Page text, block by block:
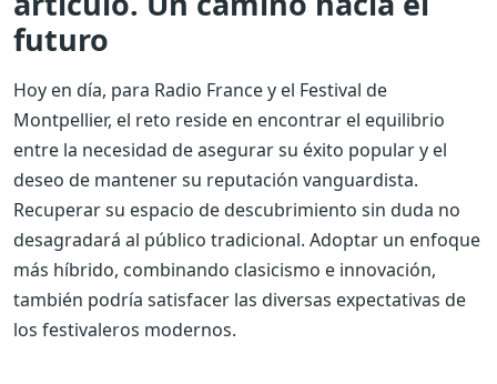
futuro
Hoy en día, para Radio France y el Festival de
Montpellier, el reto reside en encontrar el equilibrio
entre la necesidad de asegurar su éxito popular y el
deseo de mantener su reputación vanguardista.
Recuperar su espacio de descubrimiento sin duda no
desagradará al público tradicional. Adoptar un enfoque
más híbrido, combinando clasicismo e innovación,
también podría satisfacer las diversas expectativas de
los festivaleros modernos.